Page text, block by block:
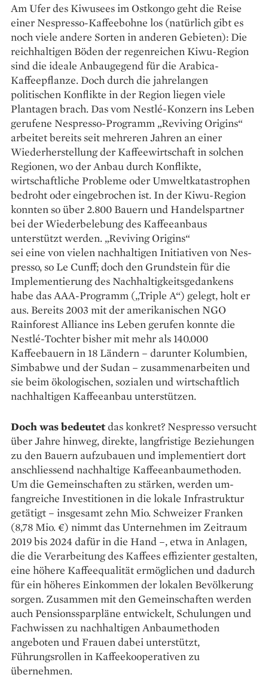
Am Ufer des Kiwusees im Ost­kongo geht die Reise
einer Nespresso-Kaffeebohne los (natürlich gibt es
noch viele andere Sorten in anderen Gebieten): Die
reichhaltigen Böden der regenreichen Kiwu-Region
sind die ideale Anbaugegend für die Arabica-
Kaffeepflanze. Doch durch die jahrelangen
politischen Konflikte in der Region liegen viele
Plantagen brach. Das vom Nestlé-Konzern ins Leben
gerufene ­Nespresso-Programm „Reviving Origins“
arbeitet bereits seit mehreren Jahren an einer
Wiederherstellung der Kaffeewirtschaft in solchen
Regionen, wo der Anbau durch Konflikte,
wirtschaftliche Probleme oder Umweltkatastrophen
bedroht oder eingebrochen ist. In der Kiwu-Region
konnten so über 2.800 Bauern und Handelspartner
bei der Wiederbelebung des Kaffeeanbaus
unterstützt werden. „Reviving Origins“
sei eine von vielen nachhaltigen Initiativen von Nes­
presso, so Le Cunff; doch den Grundstein für die
Implementierung des Nachhaltigkeitsgedankens
habe das AAA-Programm („Triple A“) gelegt, holt er
aus. Bereits 2003 mit der amerikanischen NGO
Rainforest Alliance ins Leben gerufen konnte die
Nestlé-Tochter bisher mit mehr als 140.000
Kaffeebauern in 18 Ländern – darunter Kolumbien,
Simbabwe und der Sudan – zusammenarbeiten und
sie beim ökologischen, sozialen und wirtschaftlich
nach­haltigen Kaffeeanbau unterstützen.
Doch was bedeutetdas konkret? Nespresso versucht
über Jahre hinweg, direkte, langfristige Beziehungen
zu den Bauern auf­zubauen und implementiert dort
anschliessend nachhaltige Kaffee­anbaumethoden.
Um die Gemeinschaften zu stärken, werden um­
fangreiche Investitionen in die lokale Infrastruktur
getätigt – insgesamt zehn Mio. Schweizer Franken
(8,78 Mio. €) nimmt das Unter­nehmen im Zeitraum
2019 bis 2024 dafür in die Hand –, etwa in An­lagen,
die die Verarbeitung des Kaffees effizienter gestalten,
eine höhere Kaffeequalität ermöglichen und dadurch
für ein höheres Einkommen der lokalen Be­völkerung
sorgen. Zusammen mit den Gemeinschaften werden
auch Pensionssparpläne entwickelt, Schulungen und
Fachwissen zu nachhaltigen Anbau­methoden
angeboten und Frauen dabei unterstützt,
Führungsrollen in Kaffeekooperativen zu
übernehmen.